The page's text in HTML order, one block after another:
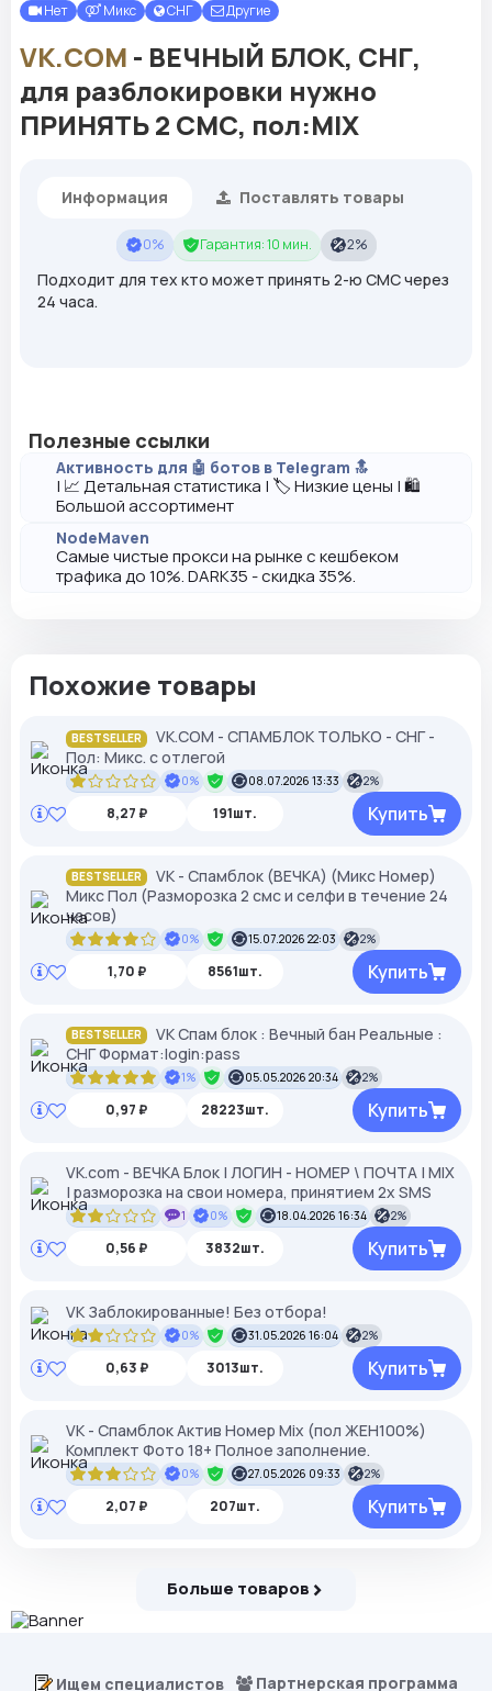
Нет Микс СНГ Другие
VK.COM - ВЕЧНЫЙ БЛОК, СНГ,
для разблокировки нужно
ПРИНЯТЬ 2 СМС, пол:MIX
Информация Поставлять товары
0% Гарантия: 10 мин. 2%
Подходит для тех кто может принять 2-ю СМС через
24 часа.
Полезные ссылки
Активность для 🤖 ботов в Telegram 🔝
| 📈 Детальная статистика | 🏷️ Низкие цены | 🛍️
Большой ассортимент
NodeMaven
Самые чистые прокси на рынке с кешбеком
трафика до 10%. DARK35 - скидка 35%.
Похожие товары
BESTSELLER
VK.COM - СПАМБЛОК ТОЛЬКО - СНГ -
Пол: Микс. с отлегой
0% 08.07.2026 13:33 2%
8,27 ₽ 191шт. Купить
BESTSELLER
VK - Спамблок (ВЕЧКА) (Микс Номер)
Микс Пол (Разморозка 2 смс и селфи в течение 24
часов)
0% 15.07.2026 22:03 2%
1,70 ₽ 8561шт. Купить
BESTSELLER
VK Спам блок : Вечный бан Реальные :
СНГ Формат:login:pass
1% 05.05.2026 20:34 2%
0,97 ₽ 28223шт. Купить
VK.com - ВЕЧКА Блок | ЛОГИН - НОМЕР \ ПОЧТА | MIX
| разморозка на свои номера, принятием 2х SMS
1 0% 18.04.2026 16:34 2%
0,56 ₽ 3832шт. Купить
VK Заблокированные! Без отбора!
0% 31.05.2026 16:04 2%
0,63 ₽ 3013шт. Купить
VK - Спамблок Актив Номер Mix (пол ЖЕН100%)
Комплект Фото 18+ Полное заполнение.
0% 27.05.2026 09:33 2%
2,07 ₽ 207шт. Купить
Больше товаров
Ищем специалистов Партнерская программа